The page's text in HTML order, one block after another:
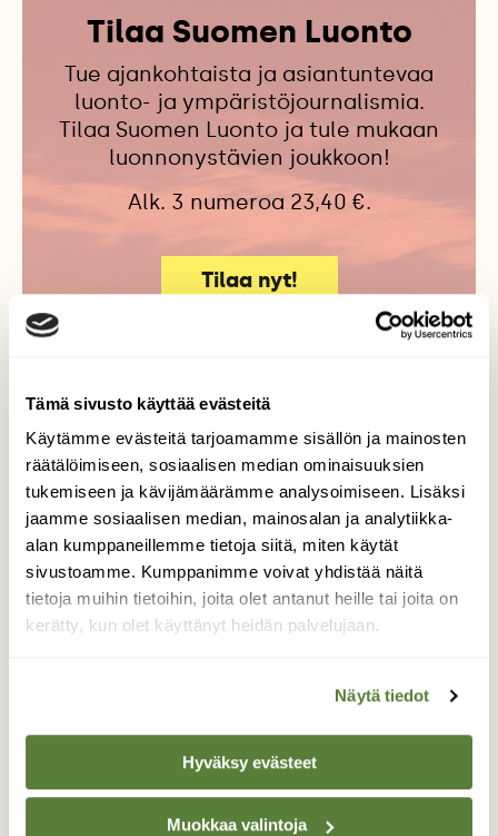
Tämä sivusto käyttää evästeitä
Käytämme evästeitä tarjoamamme sisällön ja mainosten
räätälöimiseen, sosiaalisen median ominaisuuksien
tukemiseen ja kävijämäärämme analysoimiseen. Lisäksi
jaamme sosiaalisen median, mainosalan ja analytiikka-
alan kumppaneillemme tietoja siitä, miten käytät
sivustoamme. Kumppanimme voivat yhdistää näitä
tietoja muihin tietoihin, joita olet antanut heille tai joita on
kerätty, kun olet käyttänyt heidän palvelujaan.
Näytä tiedot
Hyväksy evästeet
Muokkaa valintoja
Tilaa Suomen Luonto
Tue ajankohtaista ja asiantuntevaa
luonto- ja ympäristöjournalismia.
Tilaa Suomen Luonto ja tule mukaan
luonnonystävien joukkoon!
Alk. 3 numeroa 23,40 €.
Tilaa nyt!
Lisää aiheesta
KOLUMNIT